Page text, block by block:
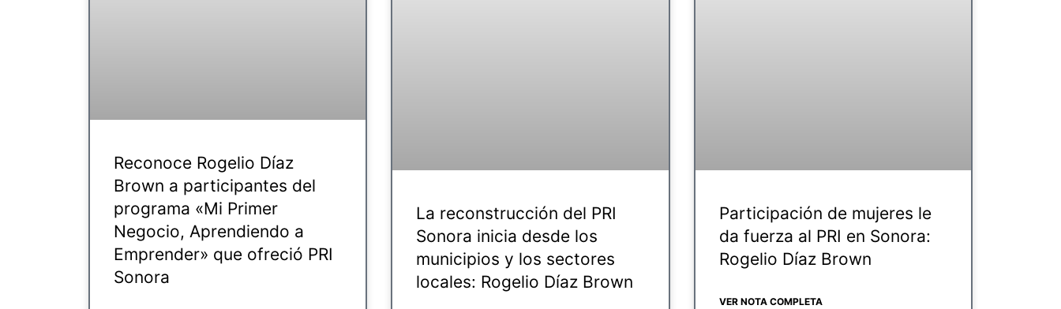
Reconoce Rogelio Díaz
Brown a participantes del
programa «Mi Primer
Negocio, Aprendiendo a
Emprender» que ofreció PRI
Sonora
La reconstrucción del PRI
Sonora inicia desde los
municipios y los sectores
locales: Rogelio Díaz Brown
Participación de mujeres le
da fuerza al PRI en Sonora:
Rogelio Díaz Brown
VER NOTA COMPLETA